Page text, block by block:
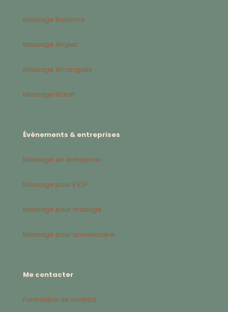
Massage Bayonne
Massage Anglet
Massage Arcangues
Massage Bidart
Évènements & entreprises
Massage en entreprise
Massage pour EVJF
Massage pour mariage
Massage pour anniversaire
Me contacter
Formulaire de contact